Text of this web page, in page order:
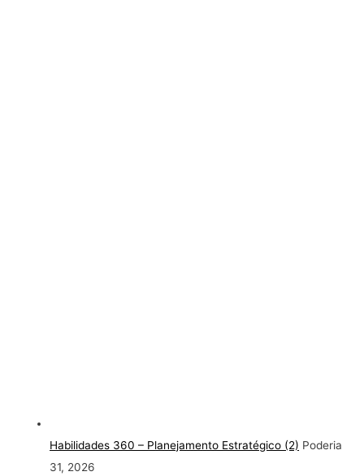
Habilidades 360 – Planejamento Estratégico (2) Poderia
31, 2026